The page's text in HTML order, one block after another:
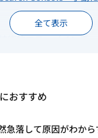
技術的エラー（インデッ
SEO順位急落からのリ
アルゴリズムの
おすすめ
急落して原因がわか